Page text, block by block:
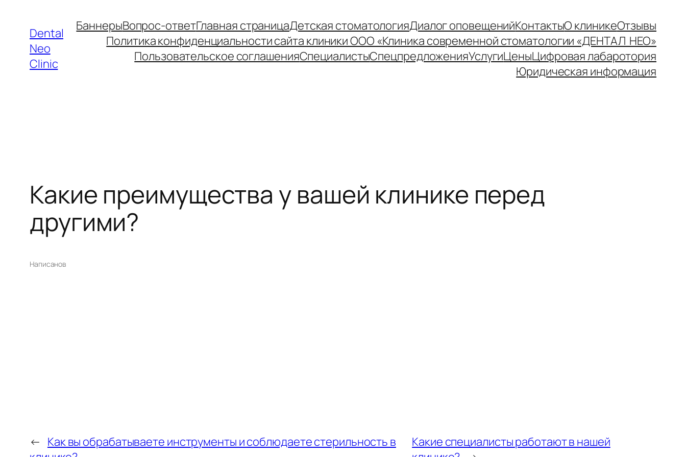
содержимому
Dental
Neo
Clinic
БаннерыВопрос-ответГлавная страницаДетская стоматологияДиалог оповещенийКонтактыО клиникеОтзывы
Политика конфиденциальности сайта клиники ООО «Клиника современной стоматологии «ДЕНТАЛ НЕО»
Пользовательское соглашенияСпециалистыСпецпредложенияУслугиЦеныЦифровая лабаротория
Юридическая информация
Какие преимущества у вашей клинике перед
другими?
Написанов
← Как вы обрабатываете инструменты и соблюдаете стерильность в
Какие специалисты работают в нашей